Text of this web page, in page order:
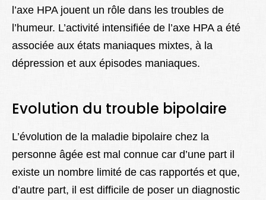
l’axe HPA jouent un rôle dans les troubles de
l’humeur. L’activité intensifiée de l’axe HPA a été
associée aux états maniaques mixtes, à la
dépression et aux épisodes maniaques.
Evolution du trouble bipolaire
L’évolution de la maladie bipolaire chez la
personne âgée est mal connue car d’une part il
existe un nombre limité de cas rapportés et que,
d’autre part, il est difficile de poser un diagnostic